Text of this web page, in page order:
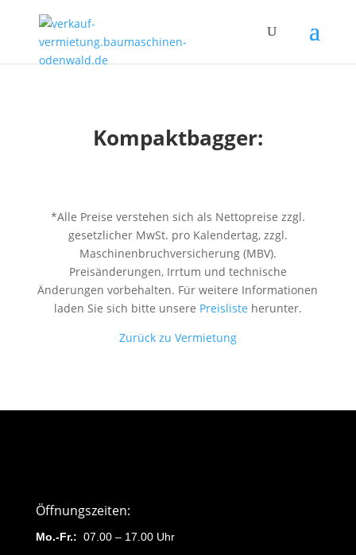
Kompaktbagger:
*Alle Preise verstehen sich als Nettopreise zzgl.
gesetzlicher MwSt. pro Kalendertag, zzgl.
Maschinenbruchversicherung (MBV).
Preisänderungen, Irrtum und technische
Änderungen vorbehalten. Für weitere Informationen
laden Sie sich bitte unsere Preisliste herunter.
Zurück zu Vermietung
Öffnungszeiten:
Mo.-Fr.: 07.00 – 17.00 Uhr